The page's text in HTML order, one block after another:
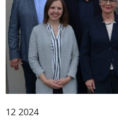
12 2024